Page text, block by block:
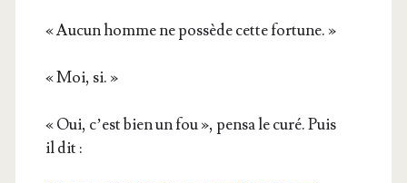
« Aucun homme ne pos­sède cette fortune. »
« Moi, si. »
« Oui, c’est bien un fou », pen­sa le curé. Puis
il dit :